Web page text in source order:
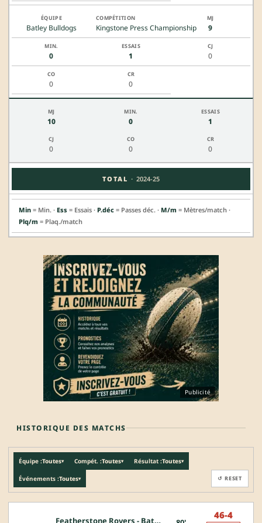
Batley Bulldogs Kingstone Press Championship 9
0 1 0
0 0
10 0 1
0 0 0
TOTAL · 2024-25
Min = Min. · Ess = Essais · P.déc = Passes déc. · M/m = Mètres/match ·
Plq/m = Plaq./match
Publicité
HISTORIQUE DES MATCHS
Équipe :Toutes▾ Compét. :Toutes▾ Résultat :Toutes▾
Événements :Toutes▾ ↺ RESET
Featherstone Rovers - Batley Bulldogs 46-4